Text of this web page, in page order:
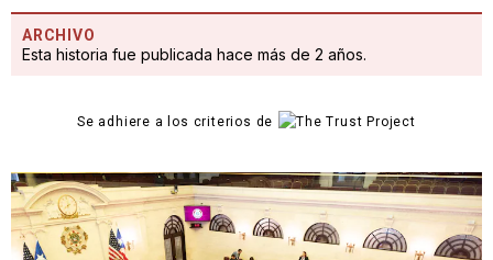
ARCHIVO
Esta historia fue publicada hace más de 2 años.
Se adhiere a los criterios de